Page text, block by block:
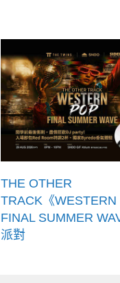
THE OTHER
TRACK《WESTERN
FINAL SUMMER
派對